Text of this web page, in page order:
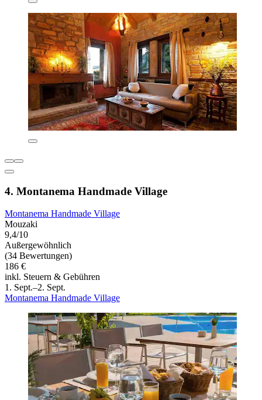
4. Montanema Handmade Village
Montanema Handmade Village
Mouzaki
9,4/10
Außergewöhnlich
(34 Bewertungen)
186 €
inkl. Steuern & Gebühren
1. Sept.–2. Sept.
Montanema Handmade Village